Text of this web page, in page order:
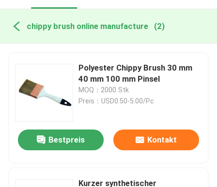
chippy brush online manufacture (2)
Polyester Chippy Brush 30 mm
40 mm 100 mm Pinsel
MOQ：2000 Stk
Preis：USD0.50-5.00/Pc
Bestpreis Kontakt
Kurzer synthetischer